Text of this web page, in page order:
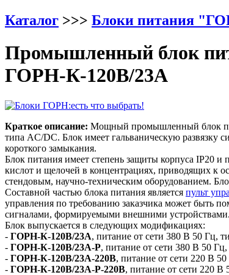
Каталог >>> Блоки питания
Промышленный блок
ГОРН-К-120В/23А
Краткое описание: Мощный промышленный блок
типа AC/DC. Блок имеет гальваническую развязку
короткого замыкания.
Блок питания имеет степень защиты корпуса IP20
кислот и щелочей в концентрациях, приводящих к
стендовым, научно-техническим оборудованием.
Составной частью блока питания является пульт
управления по требованию заказчика может быть
сигналами, формируемыми внешними устройствами.
Блок выпускается в следующих модификациях:
- ГОРН-К-120В/23А, питание от сети 380 В 50 Гц,
- ГОРН-К-120В/23А-Р, питание от сети 380 В 50
- ГОРН-К-120В/23А-220В, питание от сети 220 В 50
- ГОРН-К-120В/23А-Р-220В, питание от сети 220